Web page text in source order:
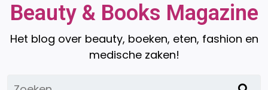
Beauty & Books Magazine
Het blog over beauty, boeken, eten, fashion en
medische zaken!
Zoeken